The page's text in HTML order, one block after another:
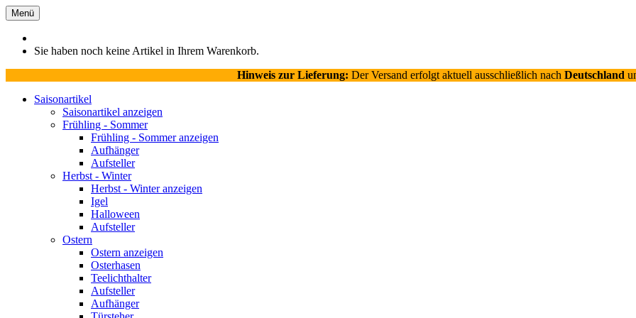
Menü
Sie haben noch keine Artikel in Ihrem Warenkorb.
Hinweis zur Lieferung: Der Versand erfolgt aktuell ausschließlich nach Deutschland
Saisonartikel
Saisonartikel anzeigen
Frühling - Sommer
Frühling - Sommer anzeigen
Aufhänger
Aufsteller
Herbst - Winter
Herbst - Winter anzeigen
Igel
Halloween
Aufsteller
Ostern
Ostern anzeigen
Osterhasen
Teelichthalter
Aufsteller
Aufhänger